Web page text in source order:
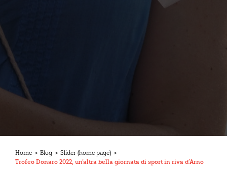
Home > Blog > Slider (home page) >
Trofeo Donaro 2022, un’altra bella giornata di sport in riva d’Arno